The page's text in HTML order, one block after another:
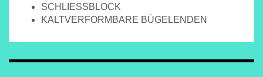
SCHLIESSBLOCK
KALTVERFORMBARE BÜGELENDEN